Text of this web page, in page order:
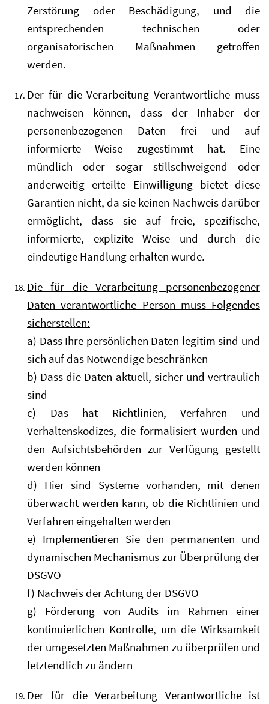
Zerstörung oder Beschädigung, und die
entsprechenden technischen oder
organisatorischen Maßnahmen getroffen
werden.
Der für die Verarbeitung Verantwortliche muss
nachweisen können, dass der Inhaber der
personenbezogenen Daten frei und auf
informierte Weise zugestimmt hat. Eine
mündlich oder sogar stillschweigend oder
anderweitig erteilte Einwilligung bietet diese
Garantien nicht, da sie keinen Nachweis darüber
ermöglicht, dass sie auf freie, spezifische,
informierte, explizite Weise und durch die
eindeutige Handlung erhalten wurde.
Die für die Verarbeitung personenbezogener
Daten verantwortliche Person muss Folgendes
sicherstellen:
a) Dass Ihre persönlichen Daten legitim sind und
sich auf das Notwendige beschränken
b) Dass die Daten aktuell, sicher und vertraulich
sind
c) Das hat Richtlinien, Verfahren und
Verhaltenskodizes, die formalisiert wurden und
den Aufsichtsbehörden zur Verfügung gestellt
werden können
d) Hier sind Systeme vorhanden, mit denen
überwacht werden kann, ob die Richtlinien und
Verfahren eingehalten werden
e) Implementieren Sie den permanenten und
dynamischen Mechanismus zur Überprüfung der
DSGVO
f) Nachweis der Achtung der DSGVO
g) Förderung von Audits im Rahmen einer
kontinuierlichen Kontrolle, um die Wirksamkeit
der umgesetzten Maßnahmen zu überprüfen und
letztendlich zu ändern
Der für die Verarbeitung Verantwortliche ist